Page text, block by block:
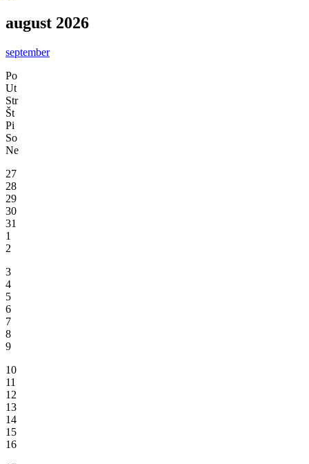
august 2026
september
Po
Ut
Str
Št
Pi
So
Ne
27
28
29
30
31
1
2
3
4
5
6
7
8
9
10
11
12
13
14
15
16